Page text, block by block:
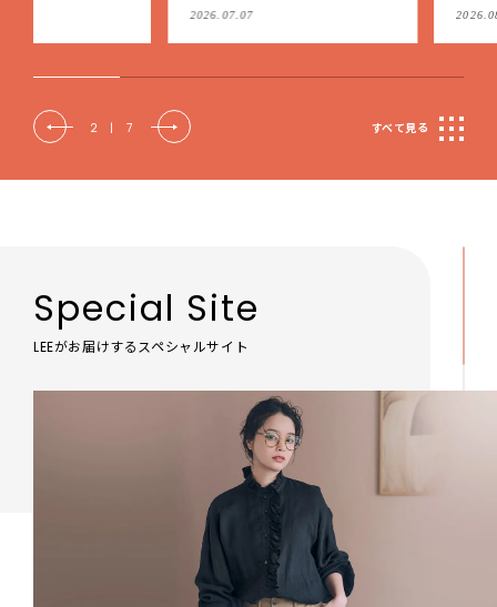
2 | 7 すべて見る
Special Site
LEEがお届けするスペシャルサイト